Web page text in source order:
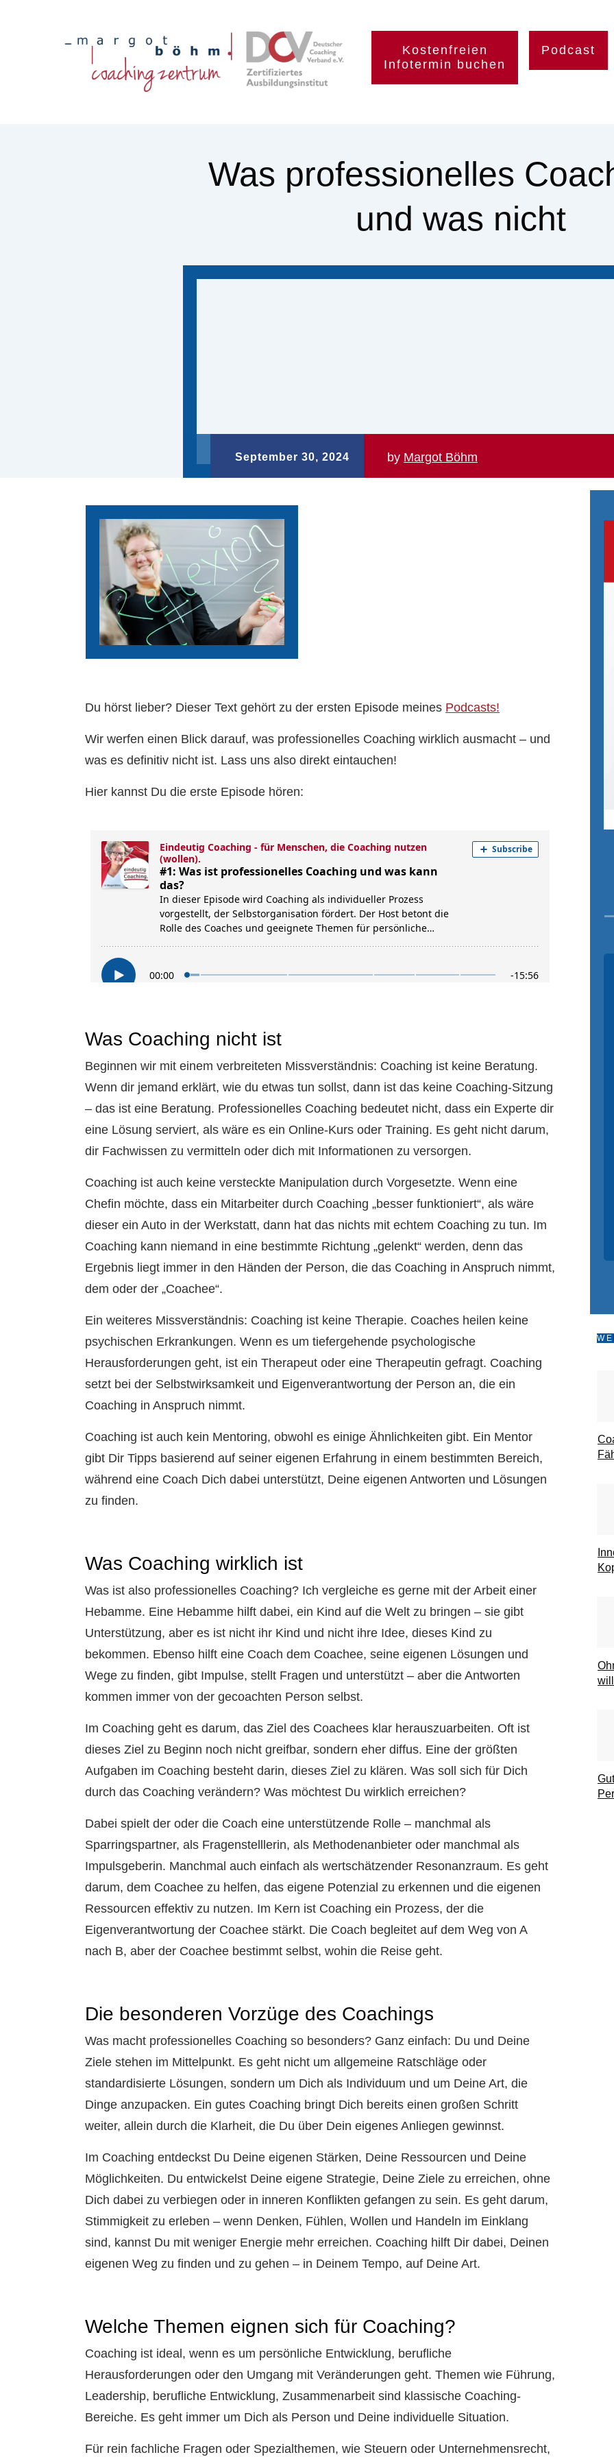
Kostenfreien
Infotermin buchen
Podcast
Was professionelles
und was nicht
September 30, 2024 by Margot Böhm
Du hörst lieber? Dieser Text gehört zu der ersten Episode meines Podcasts!
Wir werfen einen Blick darauf, was professionelles Coaching wirklich ausmacht – und
was es definitiv nicht ist. Lass uns also direkt eintauchen!
Hier kannst Du die erste Episode hören:
Was Coaching nicht ist
Beginnen wir mit einem verbreiteten Missverständnis: Coaching ist keine Beratung.
Wenn dir jemand erklärt, wie du etwas tun sollst, dann ist das keine Coaching-Sitzung
– das ist eine Beratung. Professionelles Coaching bedeutet nicht, dass ein Experte dir
eine Lösung serviert, als wäre es ein Online-Kurs oder Training. Es geht nicht darum,
dir Fachwissen zu vermitteln oder dich mit Informationen zu versorgen.
Coaching ist auch keine versteckte Manipulation durch Vorgesetzte. Wenn eine
Chefin möchte, dass ein Mitarbeiter durch Coaching „besser funktioniert“, als wäre
dieser ein Auto in der Werkstatt, dann hat das nichts mit echtem Coaching zu tun. Im
Coaching kann niemand in eine bestimmte Richtung „gelenkt“ werden, denn das
Ergebnis liegt immer in den Händen der Person, die das Coaching in Anspruch nimmt,
dem oder der „Coachee“.
Ein weiteres Missverständnis: Coaching ist keine Therapie. Coaches heilen keine
psychischen Erkrankungen. Wenn es um tiefergehende psychologische
Herausforderungen geht, ist ein Therapeut oder eine Therapeutin gefragt. Coaching
setzt bei der Selbstwirksamkeit und Eigenverantwortung der Person an, die ein
Coaching in Anspruch nimmt.
Coaching ist auch kein Mentoring, obwohl es einige Ähnlichkeiten gibt. Ein Mentor
gibt Dir Tipps basierend auf seiner eigenen Erfahrung in einem bestimmten Bereich,
während eine Coach Dich dabei unterstützt, Deine eigenen Antworten und Lösungen
zu finden.
Was Coaching wirklich ist
Was ist also professionelles Coaching? Ich vergleiche es gerne mit der Arbeit einer
Hebamme. Eine Hebamme hilft dabei, ein Kind auf die Welt zu bringen – sie gibt
Unterstützung, aber es ist nicht ihr Kind und nicht ihre Idee, dieses Kind zu
bekommen. Ebenso hilft eine Coach dem Coachee, seine eigenen Lösungen und
Wege zu finden, gibt Impulse, stellt Fragen und unterstützt – aber die Antworten
kommen immer von der gecoachten Person selbst.
Im Coaching geht es darum, das Ziel des Coachees klar herauszuarbeiten. Oft ist
dieses Ziel zu Beginn noch nicht greifbar, sondern eher diffus. Eine der größten
Aufgaben im Coaching besteht darin, dieses Ziel zu klären. Was soll sich für Dich
durch das Coaching verändern? Was möchtest Du wirklich erreichen?
Dabei spielt der oder die Coach eine unterstützende Rolle – manchmal als
Sparringspartner, als Fragenstelllerin, als Methodenanbieter oder manchmal als
Impulsgeberin. Manchmal auch einfach als wertschätzender Resonanzraum. Es geht
darum, dem Coachee zu helfen, das eigene Potenzial zu erkennen und die eigenen
Ressourcen effektiv zu nutzen. Im Kern ist Coaching ein Prozess, der die
Eigenverantwortung der Coachee stärkt. Die Coach begleitet auf dem Weg von A
nach B, aber der Coachee bestimmt selbst, wohin die Reise geht.
Die besonderen Vorzüge des Coachings
Was macht professionelles Coaching so besonders? Ganz einfach: Du und Deine
Ziele stehen im Mittelpunkt. Es geht nicht um allgemeine Ratschläge oder
standardisierte Lösungen, sondern um Dich als Individuum und um Deine Art, die
Dinge anzupacken. Ein gutes Coaching bringt Dich bereits einen großen Schritt
weiter, allein durch die Klarheit, die Du über Dein eigenes Anliegen gewinnst.
Im Coaching entdeckst Du Deine eigenen Stärken, Deine Ressourcen und Deine
Möglichkeiten. Du entwickelst Deine eigene Strategie, Deine Ziele zu erreichen, ohne
Dich dabei zu verbiegen oder in inneren Konflikten gefangen zu sein. Es geht darum,
Stimmigkeit zu erleben – wenn Denken, Fühlen, Wollen und Handeln im Einklang
sind, kannst Du mit weniger Energie mehr erreichen. Coaching hilft Dir dabei, Deinen
eigenen Weg zu finden und zu gehen – in Deinem Tempo, auf Deine Art.
Welche Themen eignen sich für Coaching?
Coaching ist ideal, wenn es um persönliche Entwicklung, berufliche
Herausforderungen oder den Umgang mit Veränderungen geht. Themen wie Führung,
Leadership, berufliche Entwicklung, Zusammenarbeit sind klassische Coaching-
Bereiche. Es geht immer um Dich als Person und Deine individuelle Situation.
Für rein fachliche Fragen oder Spezialthemen, wie Steuern oder Unternehmensrecht,